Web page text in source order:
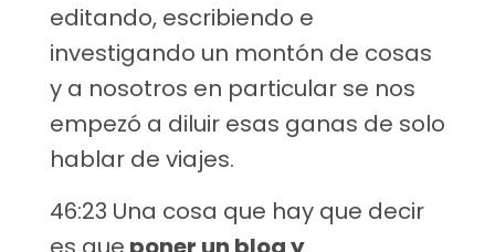
editando, escribiendo e
investigando un montón de cosas
y a nosotros en particular se nos
empezó a diluir esas ganas de solo
hablar de viajes.
46:23 Una cosa que hay que decir